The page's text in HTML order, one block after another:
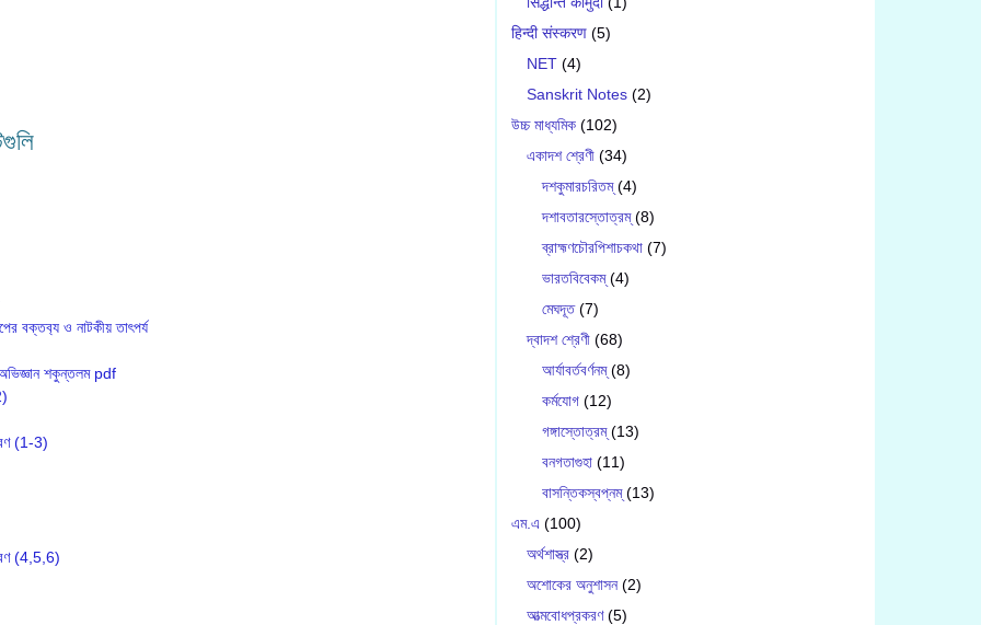
বক্তব‍্য ও নাটকীয় তাৎপর্য
অভিজ্ঞান শকুন্তলম pdf
(1-3)
(4,5,6)
हिन्दी संस्करण (5)
NET (4)
Sanskrit Notes (2)
উচ্চ মাধ্যমিক (102)
একাদশ শ্রেণী (34)
দশকুমারচরিতম্(4)
দশাবতারস্তোত্রম্(8)
ব্রাহ্মণচৌরপিশাচকথা (7)
ভারতবিবেকম্(4)
মেঘদূত(7)
দ্বাদশ শ্রেণী (68)
আর্যাবর্তবর্ণনম্(8)
কর্মযোগ (12)
গঙ্গাস্তোত্রম্(13)
বনগতাগুহা (11)
বাসন্তিকস্বপ্নম্(13)
এম.এ (100)
অর্থশাস্ত্র (2)
অশোকের অনুশাসন(2)
আত্মবোধপ্রকরণ(5)